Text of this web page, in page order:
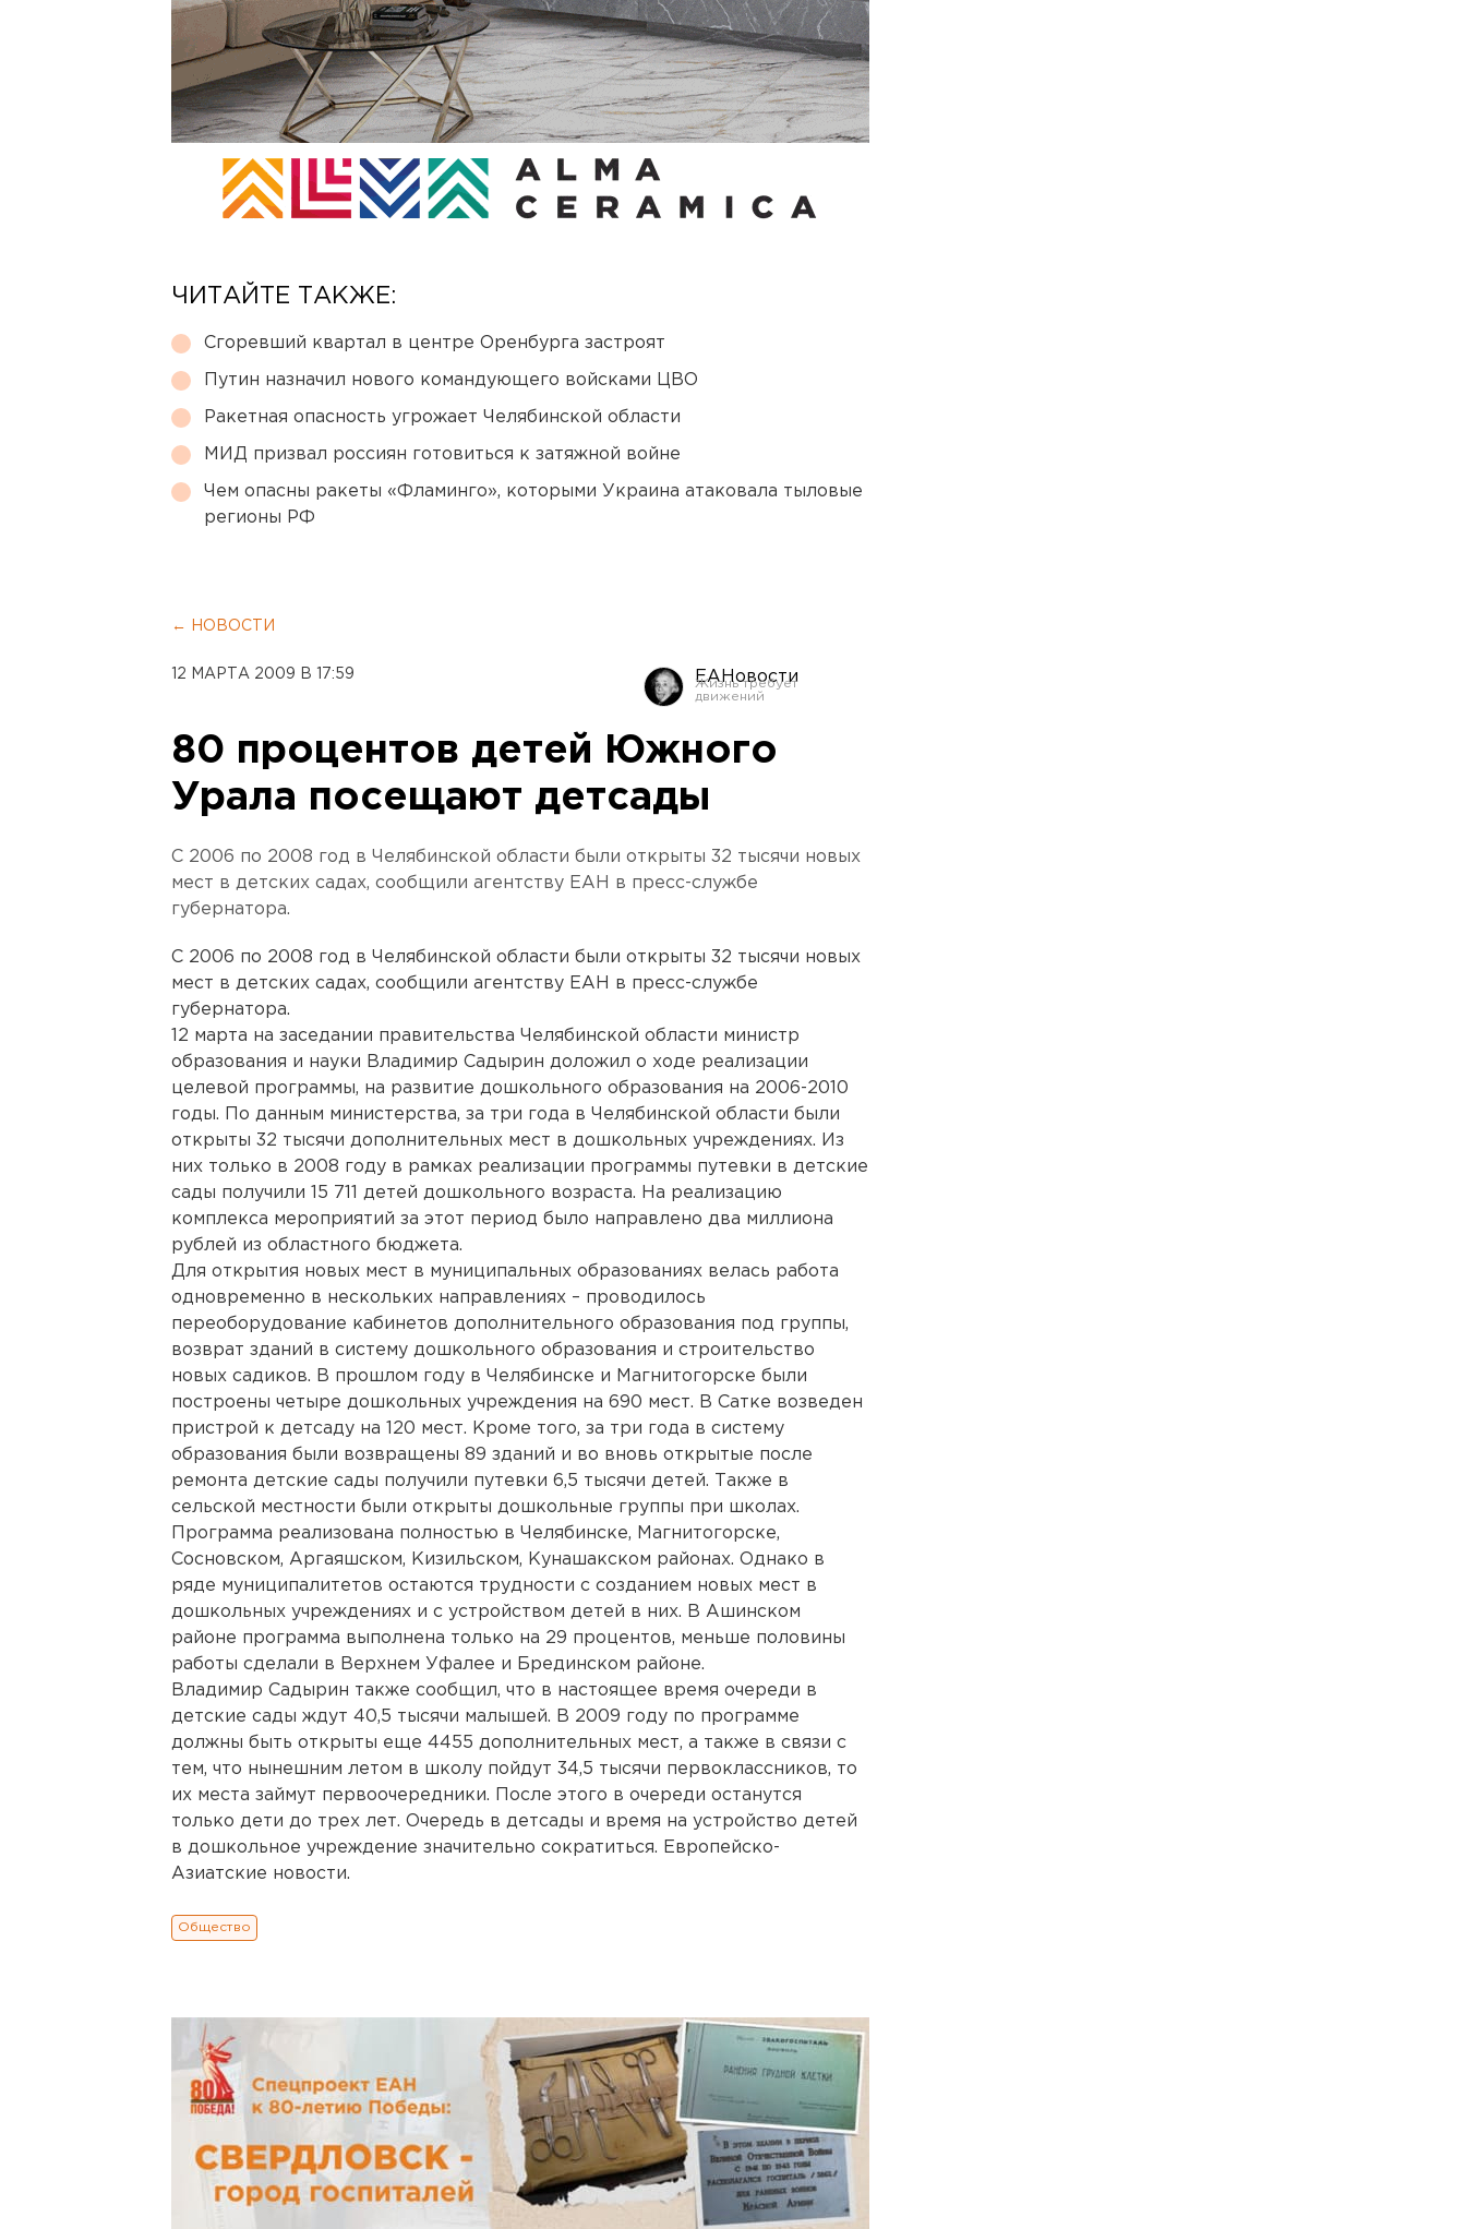
ЧИТАЙТЕ ТАКЖЕ:
Сгоревший квартал в центре Оренбурга застроят
Путин назначил нового командующего войсками ЦВО
Ракетная опасность угрожает Челябинской области
МИД призвал россиян готовиться к затяжной войне
Чем опасны ракеты «Фламинго», которыми Украина атаковала тыловые
регионы РФ
← НОВОСТИ
12 МАРТА 2009 В 17:59 ЕАНовости
80 процентов детей Южного
Урала посещают детсады
С 2006 по 2008 год в Челябинской области были открыты 32 тысячи новых
мест в детских садах, сообщили агентству ЕАН в пресс-службе
губернатора.
С 2006 по 2008 год в Челябинской области были открыты 32 тысячи новых
мест в детских садах, сообщили агентству ЕАН в пресс-службе
губернатора.
12 марта на заседании правительства Челябинской области министр
образования и науки Владимир Садырин доложил о ходе реализации
целевой программы, на развитие дошкольного образования на 2006-2010
годы. По данным министерства, за три года в Челябинской области были
открыты 32 тысячи дополнительных мест в дошкольных учреждениях. Из
них только в 2008 году в рамках реализации программы путевки в детские
сады получили 15 711 детей дошкольного возраста. На реализацию
комплекса мероприятий за этот период было направлено два миллиона
рублей из областного бюджета.
Для открытия новых мест в муниципальных образованиях велась работа
одновременно в нескольких направлениях – проводилось
переоборудование кабинетов дополнительного образования под группы,
возврат зданий в систему дошкольного образования и строительство
новых садиков. В прошлом году в Челябинске и Магнитогорске были
построены четыре дошкольных учреждения на 690 мест. В Сатке возведен
пристрой к детсаду на 120 мест. Кроме того, за три года в систему
образования были возвращены 89 зданий и во вновь открытые после
ремонта детские сады получили путевки 6,5 тысячи детей. Также в
сельской местности были открыты дошкольные группы при школах.
Программа реализована полностью в Челябинске, Магнитогорске,
Сосновском, Аргаяшском, Кизильском, Кунашакском районах. Однако в
ряде муниципалитетов остаются трудности с созданием новых мест в
дошкольных учреждениях и с устройством детей в них. В Ашинском
районе программа выполнена только на 29 процентов, меньше половины
работы сделали в Верхнем Уфалее и Брединском районе.
Владимир Садырин также сообщил, что в настоящее время очереди в
детские сады ждут 40,5 тысячи малышей. В 2009 году по программе
должны быть открыты еще 4455 дополнительных мест, а также в связи с
тем, что нынешним летом в школу пойдут 34,5 тысячи первоклассников, то
их места займут первоочередники. После этого в очереди останутся
только дети до трех лет. Очередь в детсады и время на устройство детей
в дошкольное учреждение значительно сократиться. Европейско-
Азиатские новости.
Общество